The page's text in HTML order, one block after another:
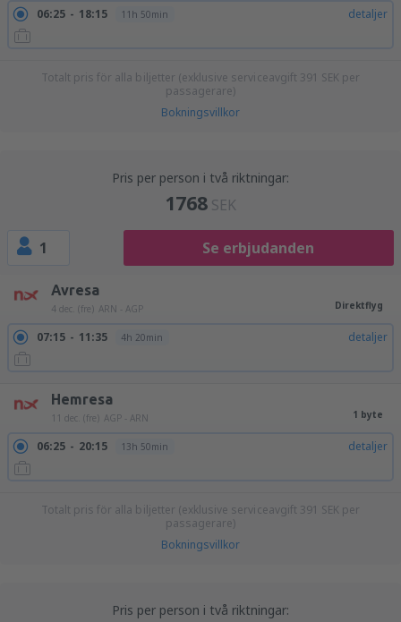
06:25 18:15 11h 50min detaljer
Totalt pris för alla biljetter (exklusive serviceavgift 391 SEK per
passagerare)
Bokningsvillkor
Pris per person i två riktningar:
1768 SEK
1 Se erbjudanden
Avresa
4 dec. (fre) ARN - AGP Direktflyg
07:15 11:35 4h 20min detaljer
Hemresa
11 dec. (fre) AGP - ARN 1 byte
06:25 20:15 13h 50min detaljer
Totalt pris för alla biljetter (exklusive serviceavgift 391 SEK per
passagerare)
Bokningsvillkor
Pris per person i två riktningar: